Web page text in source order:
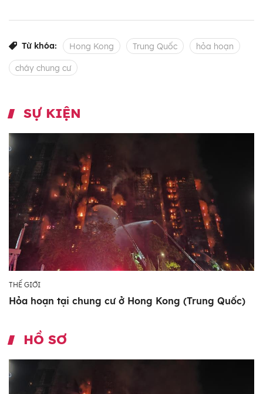
Từ khóa: Hong Kong Trung Quốc hỏa hoạn
cháy chung cư
SỰ KIỆN
THẾ GIỚI
Hỏa hoạn tại chung cư ở Hong Kong (Trung Quốc)
HỒ SƠ